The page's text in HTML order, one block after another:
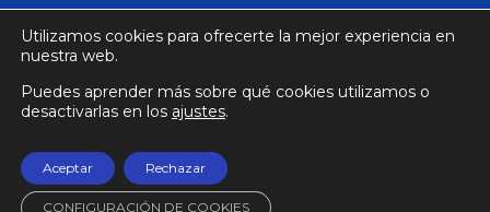
de cookies | Desarrollado por 3COM
Utilizamos cookies para ofrecerte la mejor experiencia en
nuestra web.
Puedes aprender más sobre qué cookies utilizamos o
desactivarlas en los ajustes.
Aceptar Rechazar
CONFIGURACIÓN DE COOKIES